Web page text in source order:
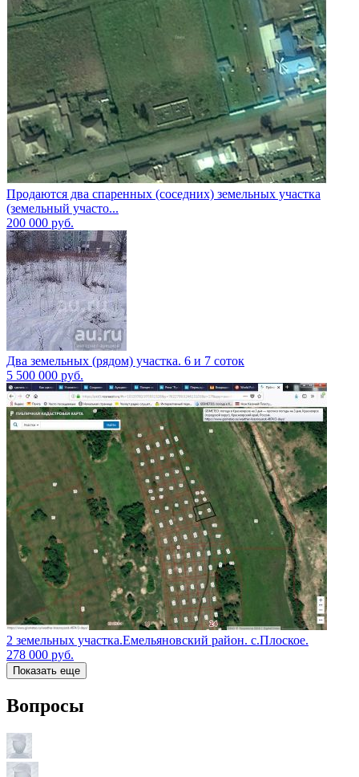
Продаются два спаренных (соседних) земельных участка
(земельный участо...
200 000 руб.
Два земельных (рядом) участка. 6 и 7 соток
5 500 000 руб.
2 земельных участка.Емельяновский район. с.Плоское.
278 000 руб.
Показать еще
Вопросы